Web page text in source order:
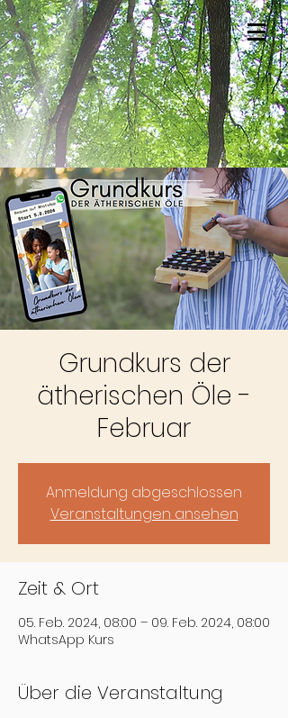
Grundkurs der
ätherischen Öle -
Februar
Anmeldung abgeschlossen
Veranstaltungen ansehen
Zeit & Ort
05. Feb. 2024, 08:00 – 09. Feb. 2024, 08:00
WhatsApp Kurs
Über die Veranstaltung